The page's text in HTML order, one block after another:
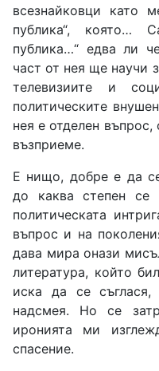
всезнайковци като
публика“, която…
публика…“ едва ли
част от нея ще научи
телевизиите и
политическите
нея е отделен
възприеме.
Е нищо, добре е да
до каква степен се
политическата
въпрос и на
дава мира онази
литература, който
иска да се
надсмея. Но се
иронията ми
спасение.